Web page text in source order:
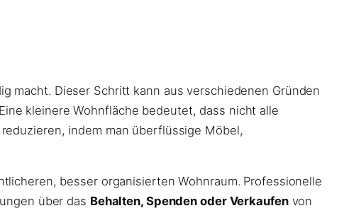
macht. Dieser Schritt kann aus verschiedenen Gründen
kleinere Wohnfläche bedeutet, dass nicht alle
indem man überflüssige Möbel,
besser organisierten Wohnraum. Professionelle
über das Behalten, Spenden oder Verkaufenvon